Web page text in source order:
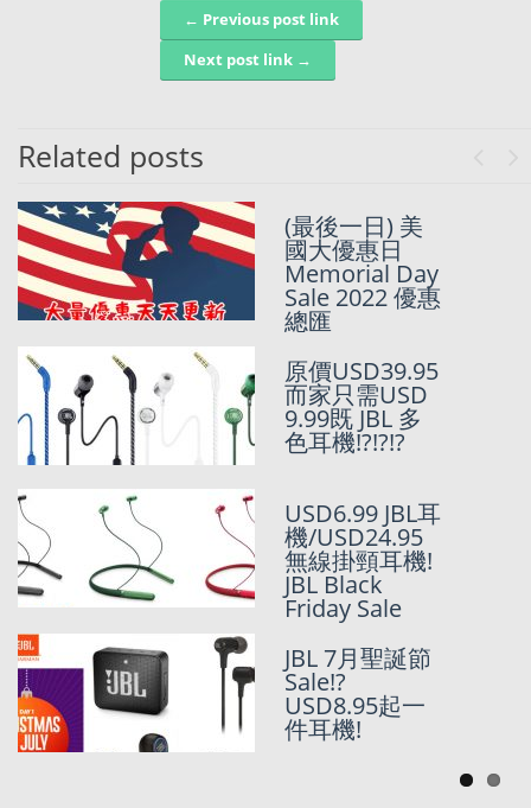
Post navigation← Previous post link
Next post link →
Related posts
(最後一日) 美
國大優惠日
Memorial Day
Sale 2022 優惠
總匯
原價USD39.95
而家只需USD
9.99既 JBL 多
色耳機!?!?!?
USD6.99 JBL耳
機/USD24.95
無線掛頸耳機!
JBL Black
Friday Sale
JBL 7月聖誕節
Sale!?
USD8.95起一
件耳機!
JBL 低至35折
優惠